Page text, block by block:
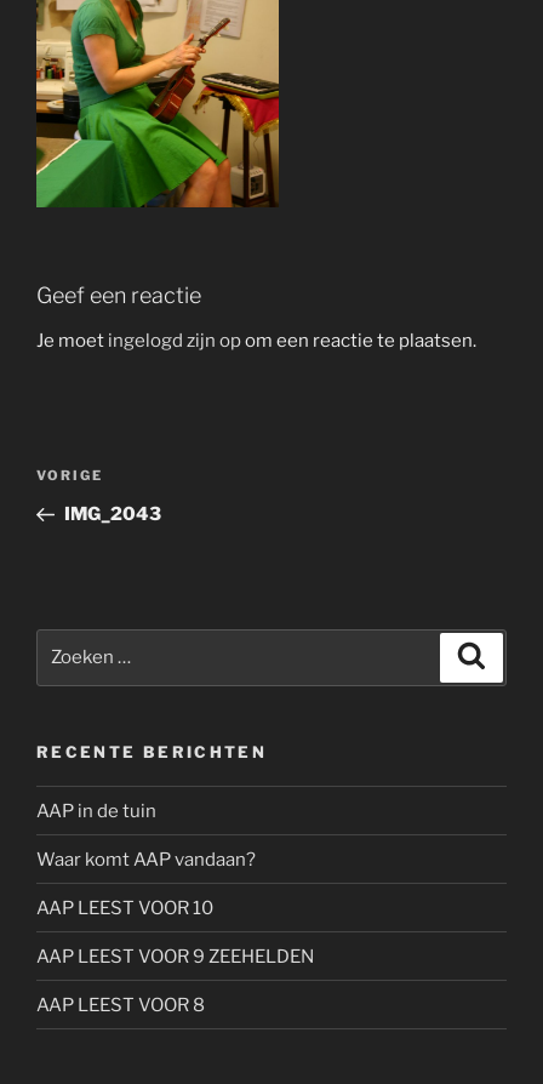
Geef een reactie
Je moet ingelogd zijn opom een reactie te plaatsen.
Bericht
Vorig
bericht
VORIGE
IMG_2043
RECENTE BERICHTEN
AAP in de tuin
Waar komt AAP vandaan?
AAP LEEST VOOR 10
AAP LEEST VOOR 9 ZEEHELDEN
AAP LEEST VOOR 8